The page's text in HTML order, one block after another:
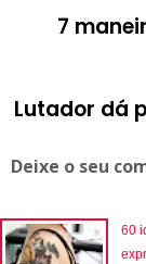
7
Lutador dá
Deixe o seu
60